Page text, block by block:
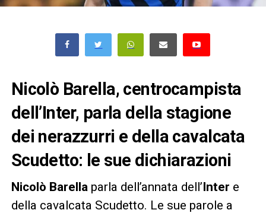
Nicolò Barella, centrocampista
dell’Inter, parla della stagione
dei nerazzurri e della cavalcata
Scudetto: le sue dichiarazioni
Nicolò Barella parla dell’annata dell’Inter e
della cavalcata Scudetto. Le sue parole a